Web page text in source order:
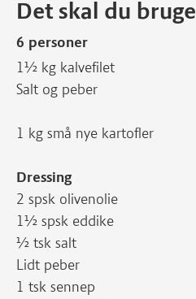
Det skal du bruge
6 personer
1½ kg kalvefilet
Salt og peber
1 kg små nye kartofler
Dressing
2 spsk olivenolie
1½ spsk eddike
½ tsk salt
Lidt peber
1 tsk sennep